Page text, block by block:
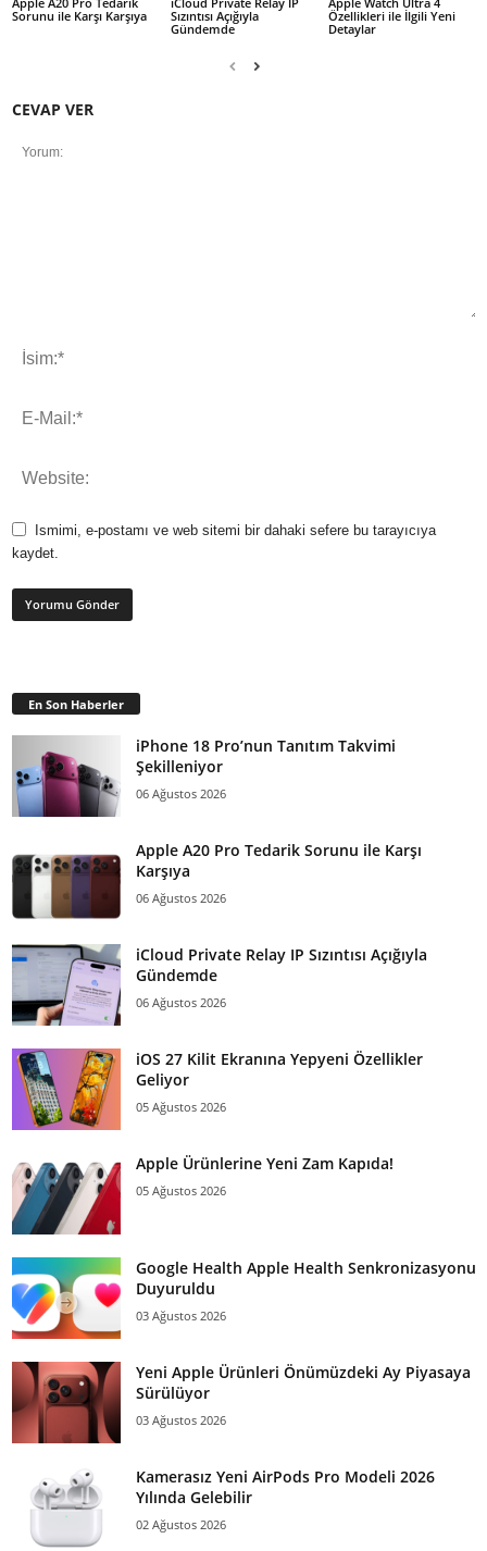
Sorunu ile Karşı Karşıya
Sızıntısı Açığıyla
Gündemde
Özellikleri ile İlgili Yeni
Detaylar
CEVAP VER
Ismimi, e-postamı ve web sitemi bir dahaki sefere bu tarayıcıya
kaydet.
En Son Haberler
iPhone 18 Pro’nun Tanıtım Takvimi
Şekilleniyor
06 Ağustos 2026
Apple A20 Pro Tedarik Sorunu ile Karşı
Karşıya
06 Ağustos 2026
iCloud Private Relay IP Sızıntısı Açığıyla
Gündemde
06 Ağustos 2026
iOS 27 Kilit Ekranına Yepyeni Özellikler
Geliyor
05 Ağustos 2026
Apple Ürünlerine Yeni Zam Kapıda!
05 Ağustos 2026
Google Health Apple Health Senkronizasyonu
Duyuruldu
03 Ağustos 2026
Yeni Apple Ürünleri Önümüzdeki Ay Piyasaya
Sürülüyor
03 Ağustos 2026
Kamerasız Yeni AirPods Pro Modeli 2026
Yılında Gelebilir
02 Ağustos 2026